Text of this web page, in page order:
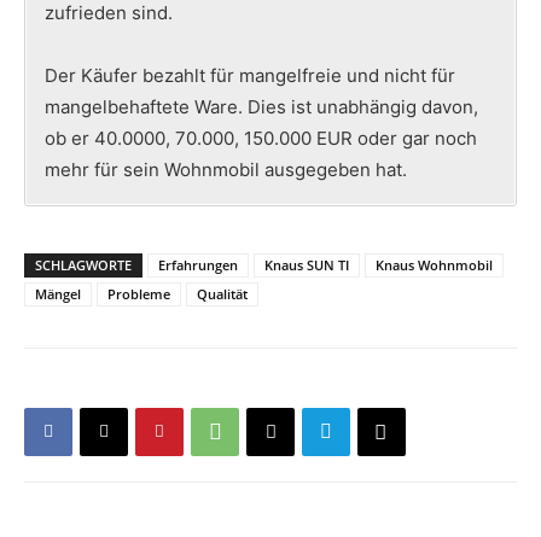
zufrieden sind.
Der Käufer bezahlt für mangelfreie und nicht für
mangelbehaftete Ware. Dies ist unabhängig davon,
ob er 40.0000, 70.000, 150.000 EUR oder gar noch
mehr für sein Wohnmobil ausgegeben hat.
SCHLAGWORTE Erfahrungen Knaus SUN TI
Knaus Wohnmobil
Mängel
Probleme Qualität